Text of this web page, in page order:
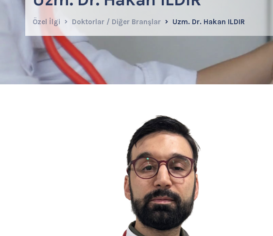
Özel İlgi Doktorlar / Diğer Branşlar Uzm. Dr. Hakan ILDIR